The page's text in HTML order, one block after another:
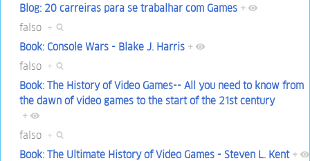
Blog: 20 carreiras para se trabalhar com Games +
falso +
Book: Console Wars - Blake J. Harris +
falso +
Book: The History of Video Games-- All you need to know from
the dawn of video games to the start of the 21st century
+
falso +
Book: The Ultimate History of Video Games - Steven L. Kent +